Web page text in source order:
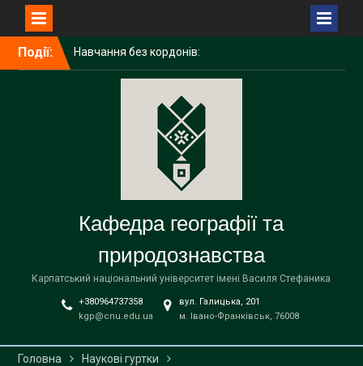
Події:
Навчання без кордонів:
досвід академічної
ГАЛИЧУК в Поморському
університеті (Польща)
Вітаємо наших бакалаврів
із завершенням навчання!
Кафедра географії та
природознавства
Карпатський національний університет імені Василя Стефаника
+380964737358
kgp@cnu.edu.ua
вул. Галицька, 201
м. Івано-Франківськ, 76008
Головна
Наукові гуртки